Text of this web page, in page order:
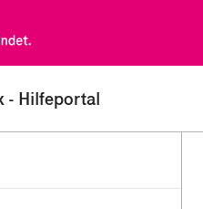
- Hilfeportal